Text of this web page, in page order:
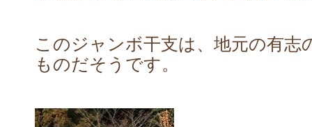
このジャンボ干支は、地元の有志
ものだそうです。